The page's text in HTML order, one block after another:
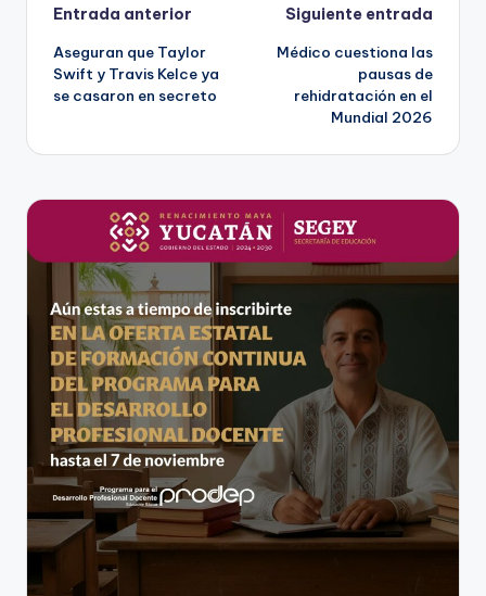
Navegación
de
entradas
Entrada anterior
Aseguran que Taylor
Swift y Travis Kelce ya
se casaron en secreto
Siguiente entrada
Médico cuestiona las
pausas de
rehidratación en el
Mundial 2026